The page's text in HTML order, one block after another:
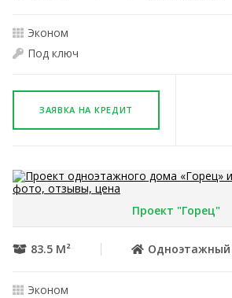
Эконом
Под ключ
ЗАЯВКА НА КРЕДИТ
Проект "Горец"
83.5 М² Одноэтажный
Эконом